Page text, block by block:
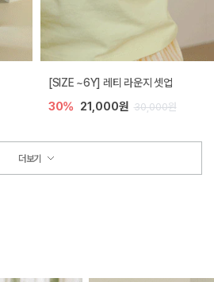
[SIZE ~6Y] 레티 라운지 셋업
30% 21,000원 30,000원
더보기